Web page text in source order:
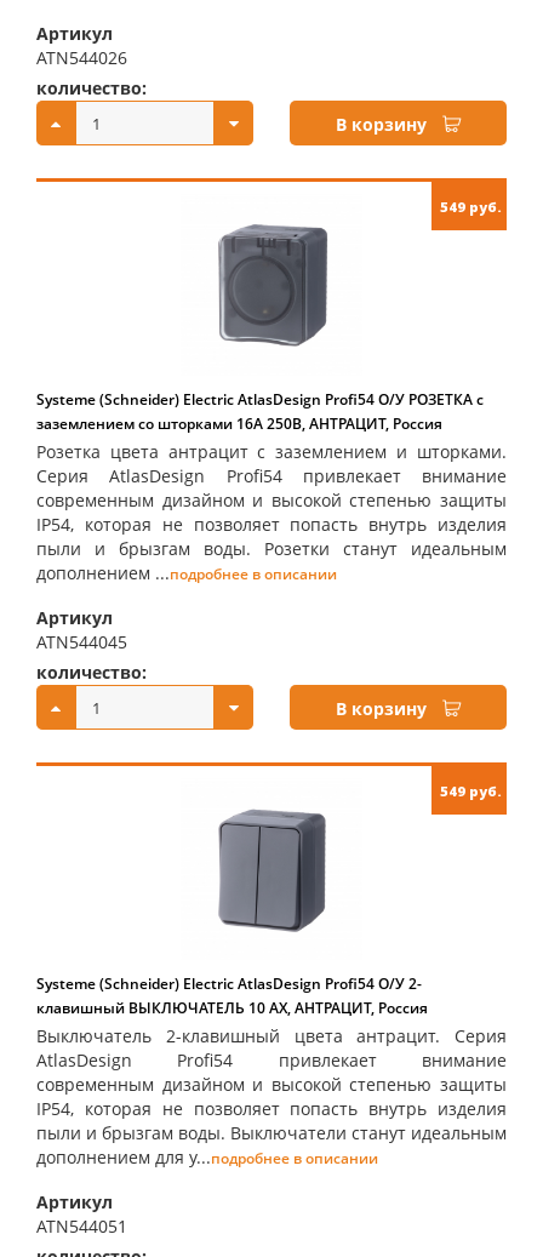
Артикул
ATN544026
количество:
В корзину
549 руб.
Systeme (Schneider) Electric AtlasDesign Profi54 O/У РОЗЕТКА с
заземлением со шторками 16А 250B, АНТРАЦИТ, Россия
Розетка цвета антрацит с заземлением и шторками.
Серия AtlasDesign Profi54 привлекает внимание
современным дизайном и высокой степенью защиты
IP54, которая не позволяет попасть внутрь изделия
пыли и брызгам воды. Розетки станут идеальным
дополнением ...подробнее в описании
Артикул
ATN544045
количество:
В корзину
549 руб.
Systeme (Schneider) Electric AtlasDesign Profi54 О/У 2-
клавишный ВЫКЛЮЧАТЕЛЬ 10 АХ, АНТРАЦИТ, Россия
Выключатель 2-клавишный цвета антрацит. Серия
AtlasDesign Profi54 привлекает внимание
современным дизайном и высокой степенью защиты
IP54, которая не позволяет попасть внутрь изделия
пыли и брызгам воды. Выключатели станут идеальным
дополнением для у...подробнее в описании
Артикул
ATN544051